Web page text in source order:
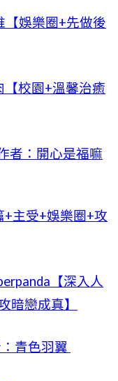
【娛樂圈+先做後
【校園+溫馨治癒
者：開心是福嘛
+主受+娛樂圈+攻
【深入人
暗戀成真】
青色羽翼